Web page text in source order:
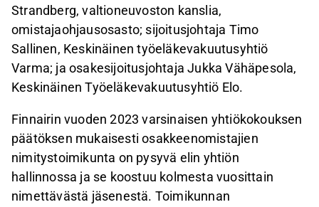
Strandberg, valtioneuvoston kanslia,
omistajaohjausosasto; sijoitusjohtaja Timo
Sallinen, Keskinäinen työeläkevakuutusyhtiö
Varma; ja osakesijoitusjohtaja Jukka Vähäpesola,
Keskinäinen Työeläkevakuutusyhtiö Elo.
Finnairin vuoden 2023 varsinaisen yhtiökokouksen
päätöksen mukaisesti osakkeenomistajien
nimitystoimikunta on pysyvä elin yhtiön
hallinnossa ja se koostuu kolmesta vuosittain
nimettävästä jäsenestä. Toimikunnan